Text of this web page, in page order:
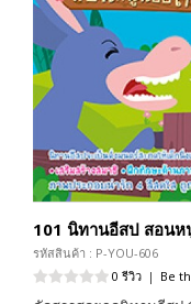
101 นิทานอีสป สอนห
รหัสสินค้า : P-YOU-606
0 รีวิว | Be